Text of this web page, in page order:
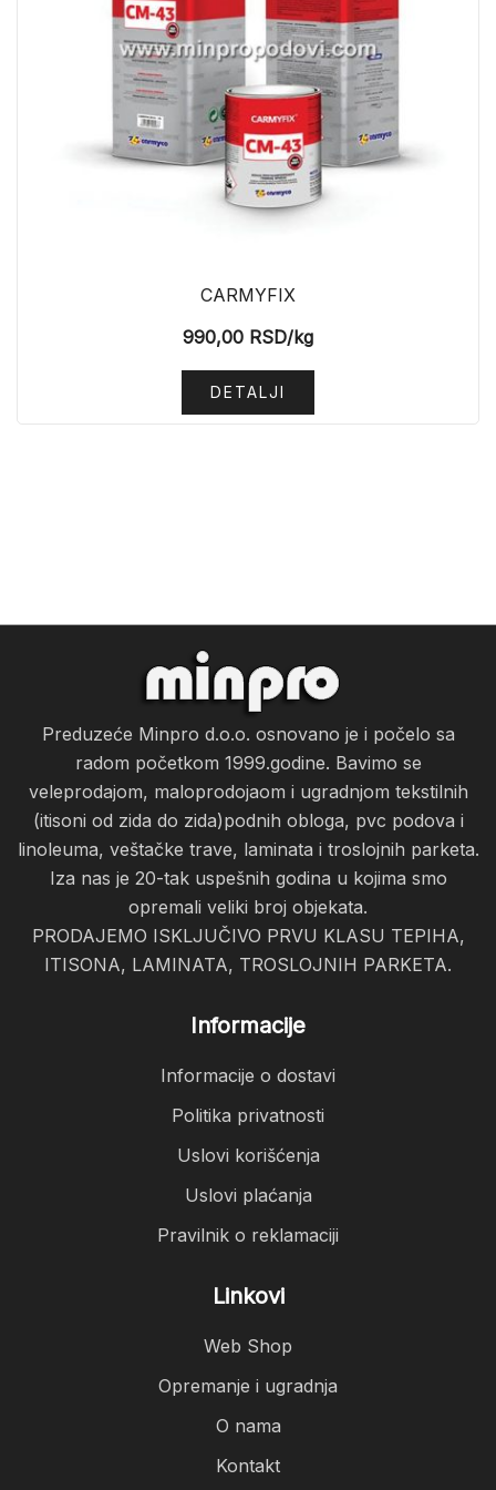
CARMYFIX
990,00 RSD/kg
DETALJI
Preduzeće Minpro d.o.o. osnovano je i počelo sa
radom početkom 1999.godine. Bavimo se
veleprodajom, maloprodojaom i ugradnjom tekstilnih
(itisoni od zida do zida)podnih obloga, pvc podova i
linoleuma, veštačke trave, laminata i troslojnih parketa.
Iza nas je 20-tak uspešnih godina u kojima smo
opremali veliki broj objekata.
PRODAJEMO ISKLJUČIVO PRVU KLASU TEPIHA,
ITISONA, LAMINATA, TROSLOJNIH PARKETA.
Informacije
Informacije o dostavi
Politika privatnosti
Uslovi korišćenja
Uslovi plaćanja
Pravilnik o reklamaciji
Linkovi
Web Shop
Opremanje i ugradnja
O nama
Kontakt